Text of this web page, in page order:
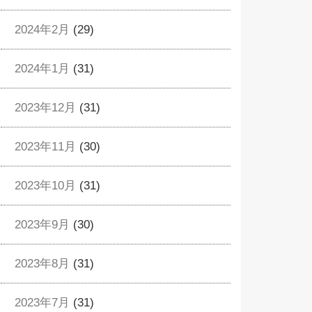
2024年2月 (29)
2024年1月 (31)
2023年12月 (31)
2023年11月 (30)
2023年10月 (31)
2023年9月 (30)
2023年8月 (31)
2023年7月 (31)